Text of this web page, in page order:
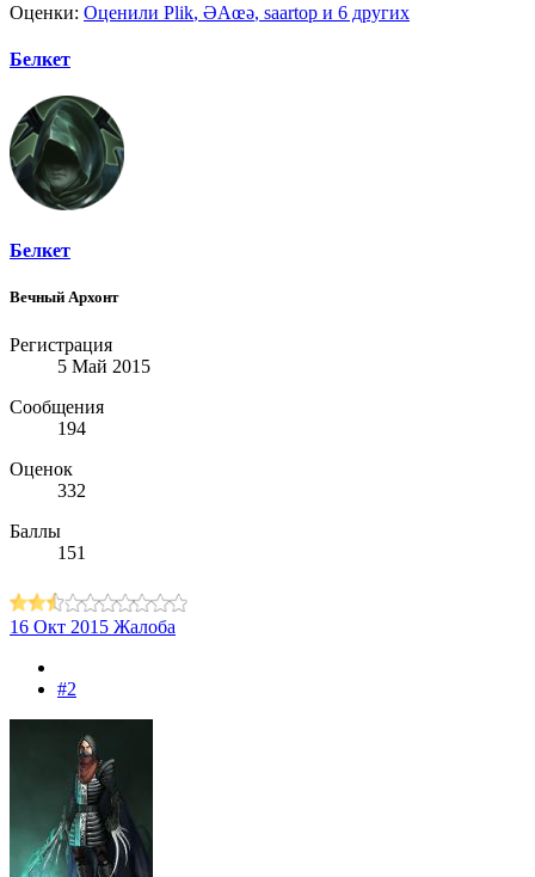
Оценки: Оценили Plik, ƏАœə, saartop и 6 других
Белкет
Белкет
Вечный Архонт
Регистрация
5 Май 2015
Сообщения
194
Оценок
332
Баллы
151
16 Окт 2015 Жалоба
#2